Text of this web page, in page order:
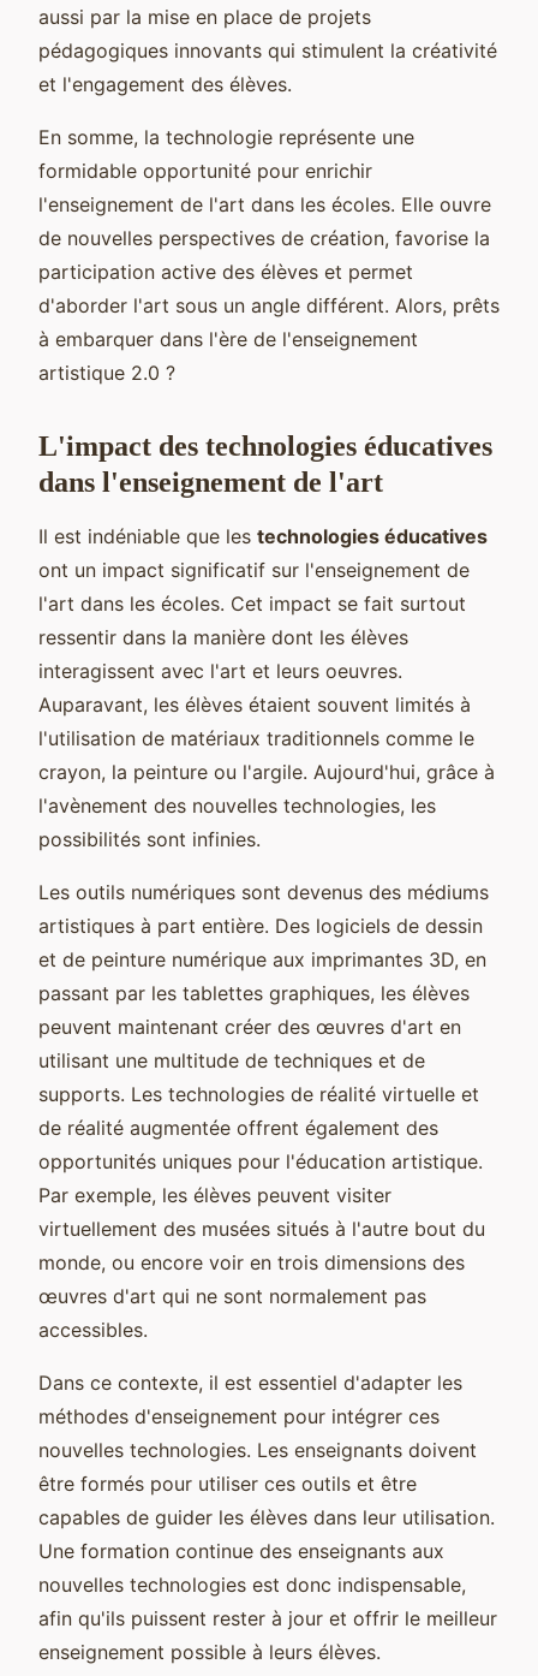
aussi par la mise en place de projets
pédagogiques innovants qui stimulent la créativité
et l'engagement des élèves.
En somme, la technologie représente une
formidable opportunité pour enrichir
l'enseignement de l'art dans les écoles. Elle ouvre
de nouvelles perspectives de création, favorise la
participation active des élèves et permet
d'aborder l'art sous un angle différent. Alors, prêts
à embarquer dans l'ère de l'enseignement
artistique 2.0 ?
L'impact des technologies éducatives
dans l'enseignement de l'art
Il est indéniable que les technologies éducatives
ont un impact significatif sur l'enseignement de
l'art dans les écoles. Cet impact se fait surtout
ressentir dans la manière dont les élèves
interagissent avec l'art et leurs oeuvres.
Auparavant, les élèves étaient souvent limités à
l'utilisation de matériaux traditionnels comme le
crayon, la peinture ou l'argile. Aujourd'hui, grâce à
l'avènement des nouvelles technologies, les
possibilités sont infinies.
Les outils numériques sont devenus des médiums
artistiques à part entière. Des logiciels de dessin
et de peinture numérique aux imprimantes 3D, en
passant par les tablettes graphiques, les élèves
peuvent maintenant créer des œuvres d'art en
utilisant une multitude de techniques et de
supports. Les technologies de réalité virtuelle et
de réalité augmentée offrent également des
opportunités uniques pour l'éducation artistique.
Par exemple, les élèves peuvent visiter
virtuellement des musées situés à l'autre bout du
monde, ou encore voir en trois dimensions des
œuvres d'art qui ne sont normalement pas
accessibles.
Dans ce contexte, il est essentiel d'adapter les
méthodes d'enseignement pour intégrer ces
nouvelles technologies. Les enseignants doivent
être formés pour utiliser ces outils et être
capables de guider les élèves dans leur utilisation.
Une formation continue des enseignants aux
nouvelles technologies est donc indispensable,
afin qu'ils puissent rester à jour et offrir le meilleur
enseignement possible à leurs élèves.